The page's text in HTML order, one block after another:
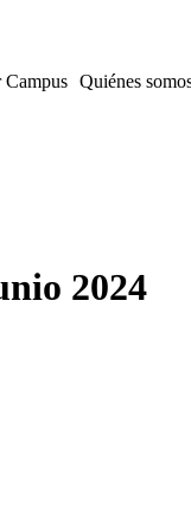
Campus Quiénes
2024